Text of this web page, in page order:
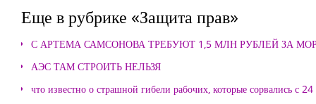
Еще в рубрике «Защита прав»
С АРТЕМА САМСОНОВА ТРЕБУЮТ 1,5 МЛН РУБЛЕЙ ЗА
АЭС ТАМ СТРОИТЬ НЕЛЬЗЯ
что известно о страшной гибели рабочих, которые сорвались с